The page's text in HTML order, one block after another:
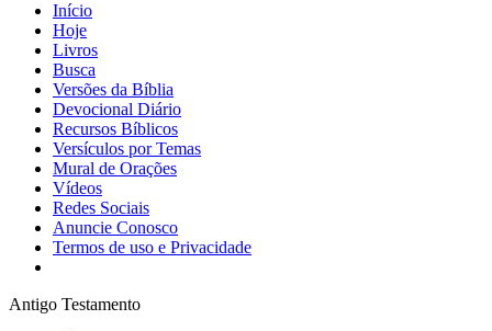
Início
Hoje
Livros
Busca
Versões da Bíblia
Devocional Diário
Recursos Bíblicos
Versículos por Temas
Mural de Orações
Vídeos
Redes Sociais
Anuncie Conosco
Termos de uso e Privacidade
Antigo Testamento